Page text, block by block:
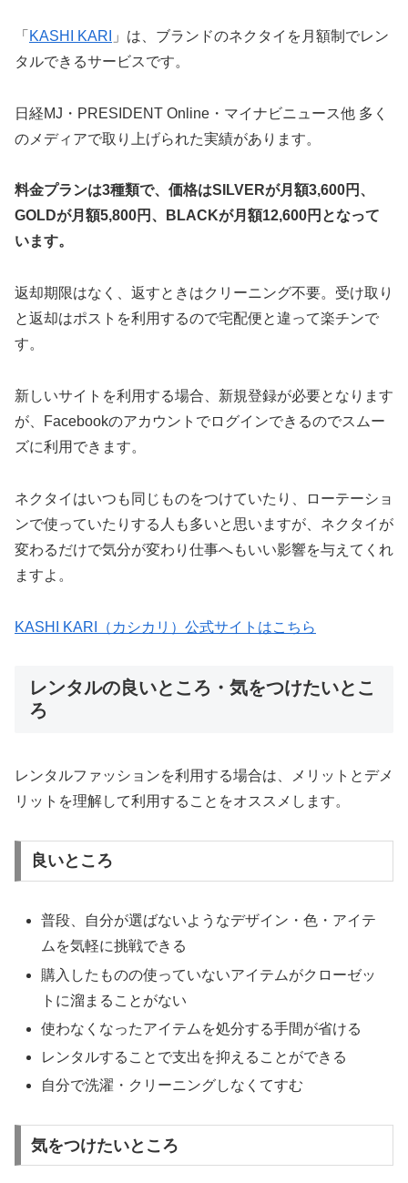
「 KASHI KARI
」は、ブランドのネクタイを月額制でレン
タルできるサービスです。
日経MJ・PRESIDENT Online・マイナビニュース他 多く
のメディアで取り上げられた実績があります。
料金プランは3種類で、価格はSILVERが月額3,600円、
GOLDが月額5,800円、BLACKが月額12,600円となって
います。
返却期限はなく、返すときはクリーニング不要。受け取り
と返却はポストを利用するので宅配便と違って楽チンで
す。
新しいサイトを利用する場合、新規登録が必要となります
が、Facebookのアカウントでログインできるのでスムー
ズに利用できます。
ネクタイはいつも同じものをつけていたり、ローテーショ
ンで使っていたりする人も多いと思いますが、ネクタイが
変わるだけで気分が変わり仕事へもいい影響を与えてくれ
ますよ。
KASHI KARI（カシカリ）公式サイトはこちら
レンタルの良いところ・気をつけたいとこ
ろ
レンタルファッションを利用する場合は、メリットとデメ
リットを理解して利用することをオススメします。
良いところ
普段、自分が選ばないようなデザイン・色・アイテ
ムを気軽に挑戦できる
購入したものの使っていないアイテムがクローゼッ
トに溜まることがない
使わなくなったアイテムを処分する手間が省ける
レンタルすることで支出を抑えることができる
自分で洗濯・クリーニングしなくてすむ
気をつけたいところ